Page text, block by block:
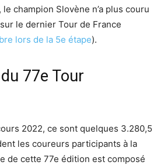
champion Slovène n’a plus couru
le dernier Tour de France
lors de la 5e étape).
77e Tour
2022, ce sont quelques 3.280,5
les coureurs participants à la
de cette 77e édition est composé